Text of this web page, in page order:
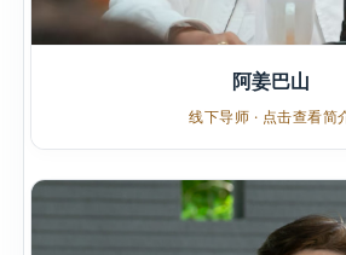
阿姜巴山
线下导师 · 点击查看简